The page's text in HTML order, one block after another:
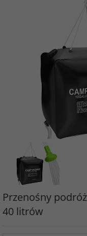
Przenośny
40 litrów